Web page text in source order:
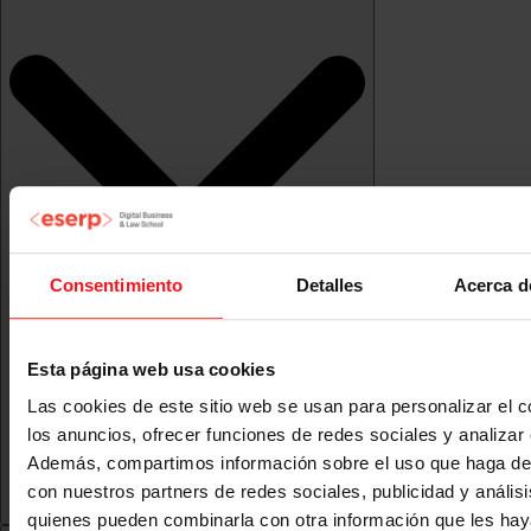
Consentimiento Detalles Acerca
Esta página web usa cookies
Las cookies de este sitio web se usan para personalizar el
los anuncios, ofrecer funciones de redes sociales y analizar
Además, compartimos información sobre el uso que haga
con nuestros partners de redes sociales, publicidad y
quienes pueden combinarla con otra información que les